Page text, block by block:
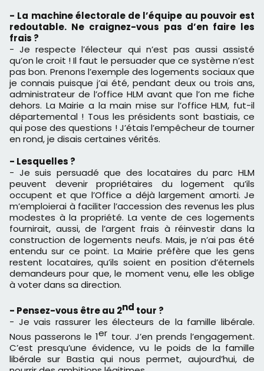
- La machine électorale de l’équipe au pouvoir est
redoutable. Ne craignez-vous pas d’en faire les
frais ?
- Je respecte l’électeur qui n’est pas aussi assisté
qu’on le croit ! Il faut le persuader que ce système n’est
pas bon. Prenons l’exemple des logements sociaux que
je connais puisque j’ai été, pendant deux ou trois ans,
administrateur de l’office HLM avant que l’on me fiche
dehors. La Mairie a la main mise sur l’office HLM, fut-il
départemental ! Tous les présidents sont bastiais, ce
qui pose des questions ! J’étais l’empêcheur de tourner
en rond, je disais certaines vérités.
- Lesquelles ?
- Je suis persuadé que des locataires du parc HLM
peuvent devenir propriétaires du logement qu’ils
occupent et que l’Office a déjà largement amorti. Je
m’emploierai à faciliter l’accession des revenus les plus
modestes à la propriété. La vente de ces logements
fournirait, aussi, de l’argent frais à réinvestir dans la
construction de logements neufs. Mais, je n’ai pas été
entendu sur ce point. La Mairie préfère que les gens
restent locataires, qu’ils soient en position d’éternels
demandeurs pour que, le moment venu, elle les oblige
à voter dans sa direction.
- Pensez-vous être au 2nd tour ?
- Je vais rassurer les électeurs de la famille libérale.
Nous passerons le 1er tour. J’en prends l’engagement.
C’est presqu’une évidence, vu le poids de la famille
libérale sur Bastia qui nous permet, aujourd’hui, de